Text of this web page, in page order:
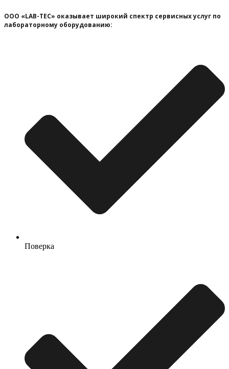
ООО «LAB-TEC» оказывает широкий спектр сервисных услуг по
лабораторному оборудованию:
Поверка